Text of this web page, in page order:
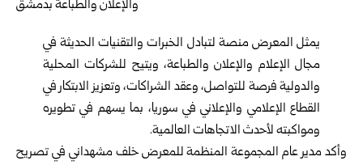
يمثل المعرض منصة لتبادل الخبرات والتقنيات الحديثة في
مجال الإعلام والإعلان والطباعة، ويتيح للشركات المحلية
والدولية فرصة للتواصل، وعقد الشراكات، وتعزيز الابتكار في
القطاع الإعلامي والإعلاني في سوريا، بما يسهم في تطويره
ومواكبته لأحدث الاتجاهات العالمية.
وأكد مدير عام المجموعة المنظمة للمعرض خلف مشهداني في تصريح